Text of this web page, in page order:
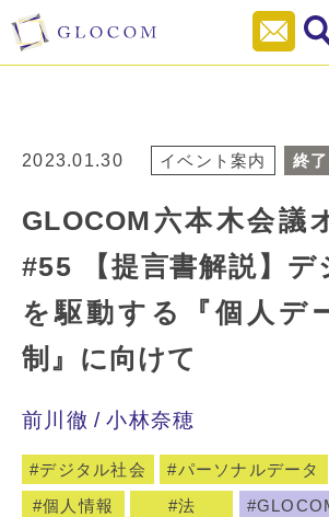
2023.01.30 イベント案内 終了
GLOCOM六本木会議
#55 【提言書解説】デ
を駆動する『個人デ
制』に向けて
前川徹 小林奈穂
デジタル社会 パーソナルデータ
個人情報
法